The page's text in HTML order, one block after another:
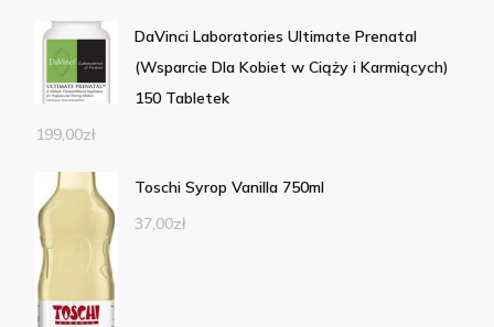
DaVinci Laboratories Ultimate Prenatal
(Wsparcie Dla Kobiet w Ciąży i Karmiących)
150 Tabletek
199,00zł
Toschi Syrop Vanilla 750ml
37,00zł